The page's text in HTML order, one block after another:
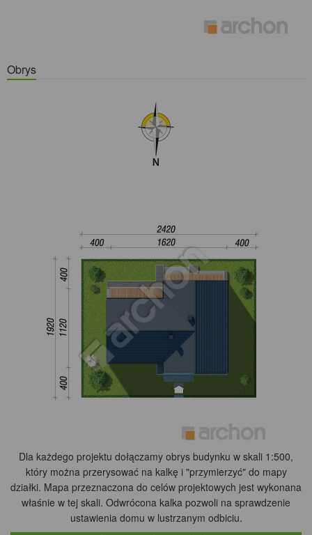
Obrys
Dla każdego projektu dołączamy obrys budynku w skali 1:500,
który można przerysować na kalkę i "przymierzyć" do mapy
działki. Mapa przeznaczona do celów projektowych jest wykonana
właśnie w tej skali. Odwrócona kalka pozwoli na sprawdzenie
ustawienia domu w lustrzanym odbiciu.